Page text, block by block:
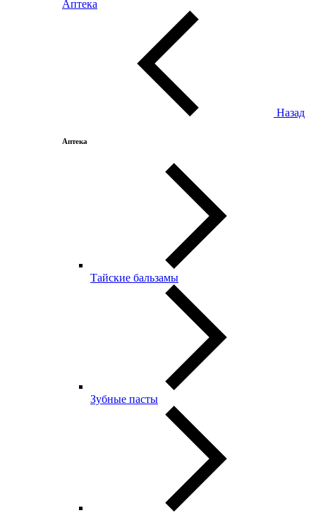
Аптека
Назад
Аптека
Тайские бальзамы
Зубные пасты